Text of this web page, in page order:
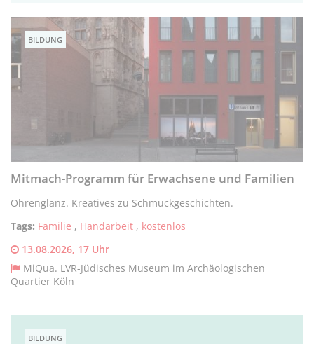
BILDUNG
Mitmach-Programm für Erwachsene und Familien
Ohrenglanz. Kreatives zu Schmuckgeschichten.
Tags: Familie , Handarbeit , kostenlos
13.08.2026, 17 Uhr
MiQua. LVR-Jüdisches Museum im Archäologischen
Quartier Köln
BILDUNG